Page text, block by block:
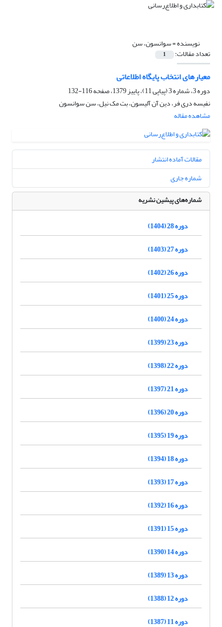
نویسنده =سوانسون، سن
تعداد مقالات: 1
معیارهای انتخاب پایگاه اطلاعاتی
دوره 3، شماره 3 (پیاپی 11)، پاییز 1379، صفحه
116-132
نفیسه دری فر، دین آن آلیسون، بت مک نیل، سن سوانسون
مشاهده مقاله
مقالات آماده انتشار
شماره جاری
شماره‌های پیشین نشریه
دوره 28 (1404)
دوره 27 (1403)
دوره 26 (1402)
دوره 25 (1401)
دوره 24 (1400)
دوره 23 (1399)
دوره 22 (1398)
دوره 21 (1397)
دوره 20 (1396)
دوره 19 (1395)
دوره 18 (1394)
دوره 17 (1393)
دوره 16 (1392)
دوره 15 (1391)
دوره 14 (1390)
دوره 13 (1389)
دوره 12 (1388)
دوره 11 (1387)